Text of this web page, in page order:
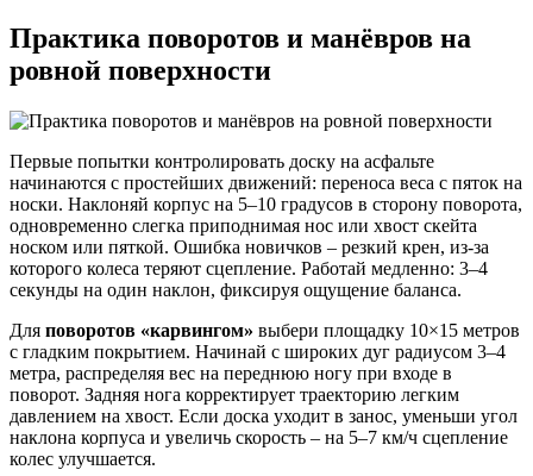
Практика поворотов и манёвров на
ровной поверхности
Первые попытки контролировать доску на асфальте
начинаются с простейших движений: переноса веса с пяток на
носки. Наклоняй корпус на 5–10 градусов в сторону поворота,
одновременно слегка приподнимая нос или хвост скейта
носком или пяткой. Ошибка новичков – резкий крен, из-за
которого колеса теряют сцепление. Работай медленно: 3–4
секунды на один наклон, фиксируя ощущение баланса.
Для поворотов «карвингом» выбери площадку 10×15 метров
с гладким покрытием. Начинай с широких дуг радиусом 3–4
метра, распределяя вес на переднюю ногу при входе в
поворот. Задняя нога корректирует траекторию легким
давлением на хвост. Если доска уходит в занос, уменьши угол
наклона корпуса и увеличь скорость – на 5–7 км/ч сцепление
колес улучшается.